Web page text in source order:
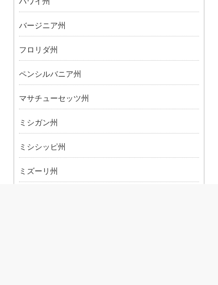
バージニア州
フロリダ州
ペンシルバニア州
マサチューセッツ州
ミシガン州
ミシシッピ州
ミズーリ州